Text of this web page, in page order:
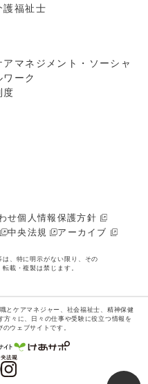
護福祉士
アマネジメント・ソーシャ
ワーク
度
せ個人情報保護方針
中央法規 アーカイブ
、特に明示がない限り、その
載・複製は禁じます。
とケアマネジャー、社会福祉士、精神保健
方々に、日々の仕事や受験に役立つ情報を
ウェブサイトです。